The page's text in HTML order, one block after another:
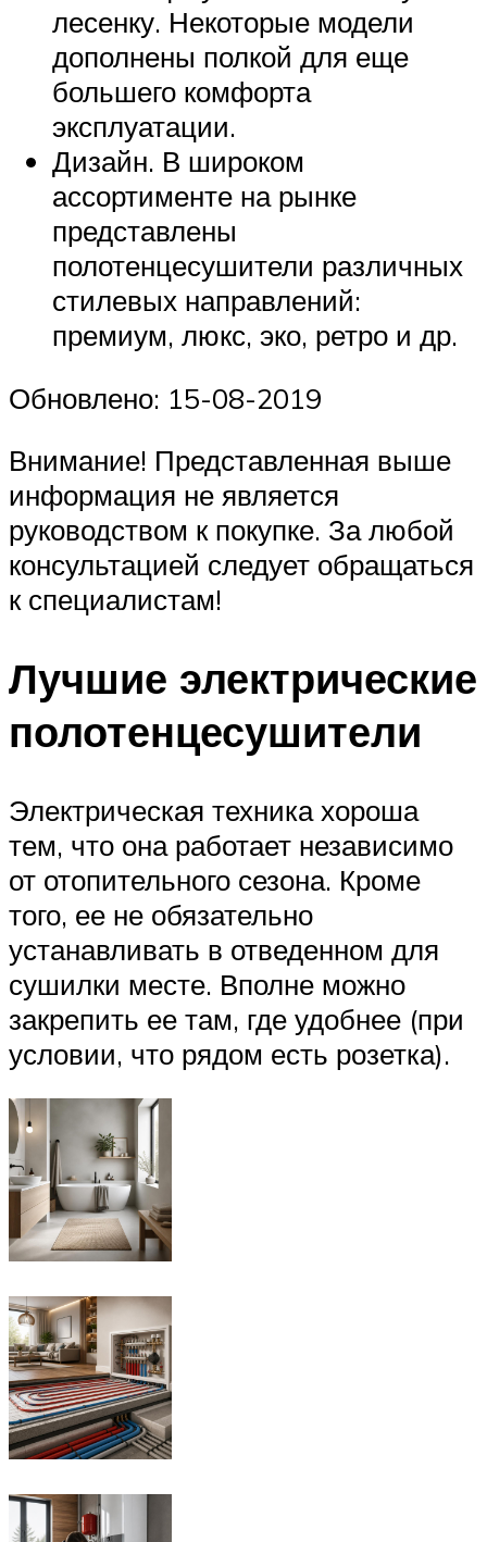
лесенку. Некоторые модели
дополнены полкой для еще
большего комфорта
эксплуатации.
Дизайн. В широком
ассортименте на рынке
представлены
полотенцесушители различных
стилевых направлений:
премиум, люкс, эко, ретро и др.
Обновлено: 15-08-2019
Внимание! Представленная выше
информация не является
руководством к покупке. За любой
консультацией следует обращаться
к специалистам!
Лучшие электрические
полотенцесушители
Электрическая техника хороша
тем, что она работает независимо
от отопительного сезона. Кроме
того, ее не обязательно
устанавливать в отведенном для
сушилки месте. Вполне можно
закрепить ее там, где удобнее (при
условии, что рядом есть розетка).